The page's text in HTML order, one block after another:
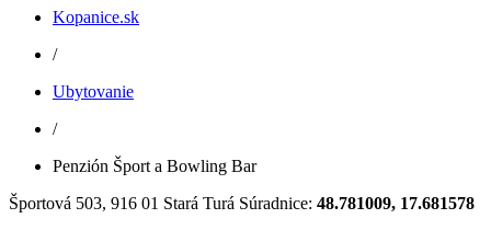
Kopanice.sk
/
Ubytovanie
/
Penzión Šport a Bowling Bar
Športová 503, 916 01 Stará Turá Súradnice: 48.781009, 17.681578